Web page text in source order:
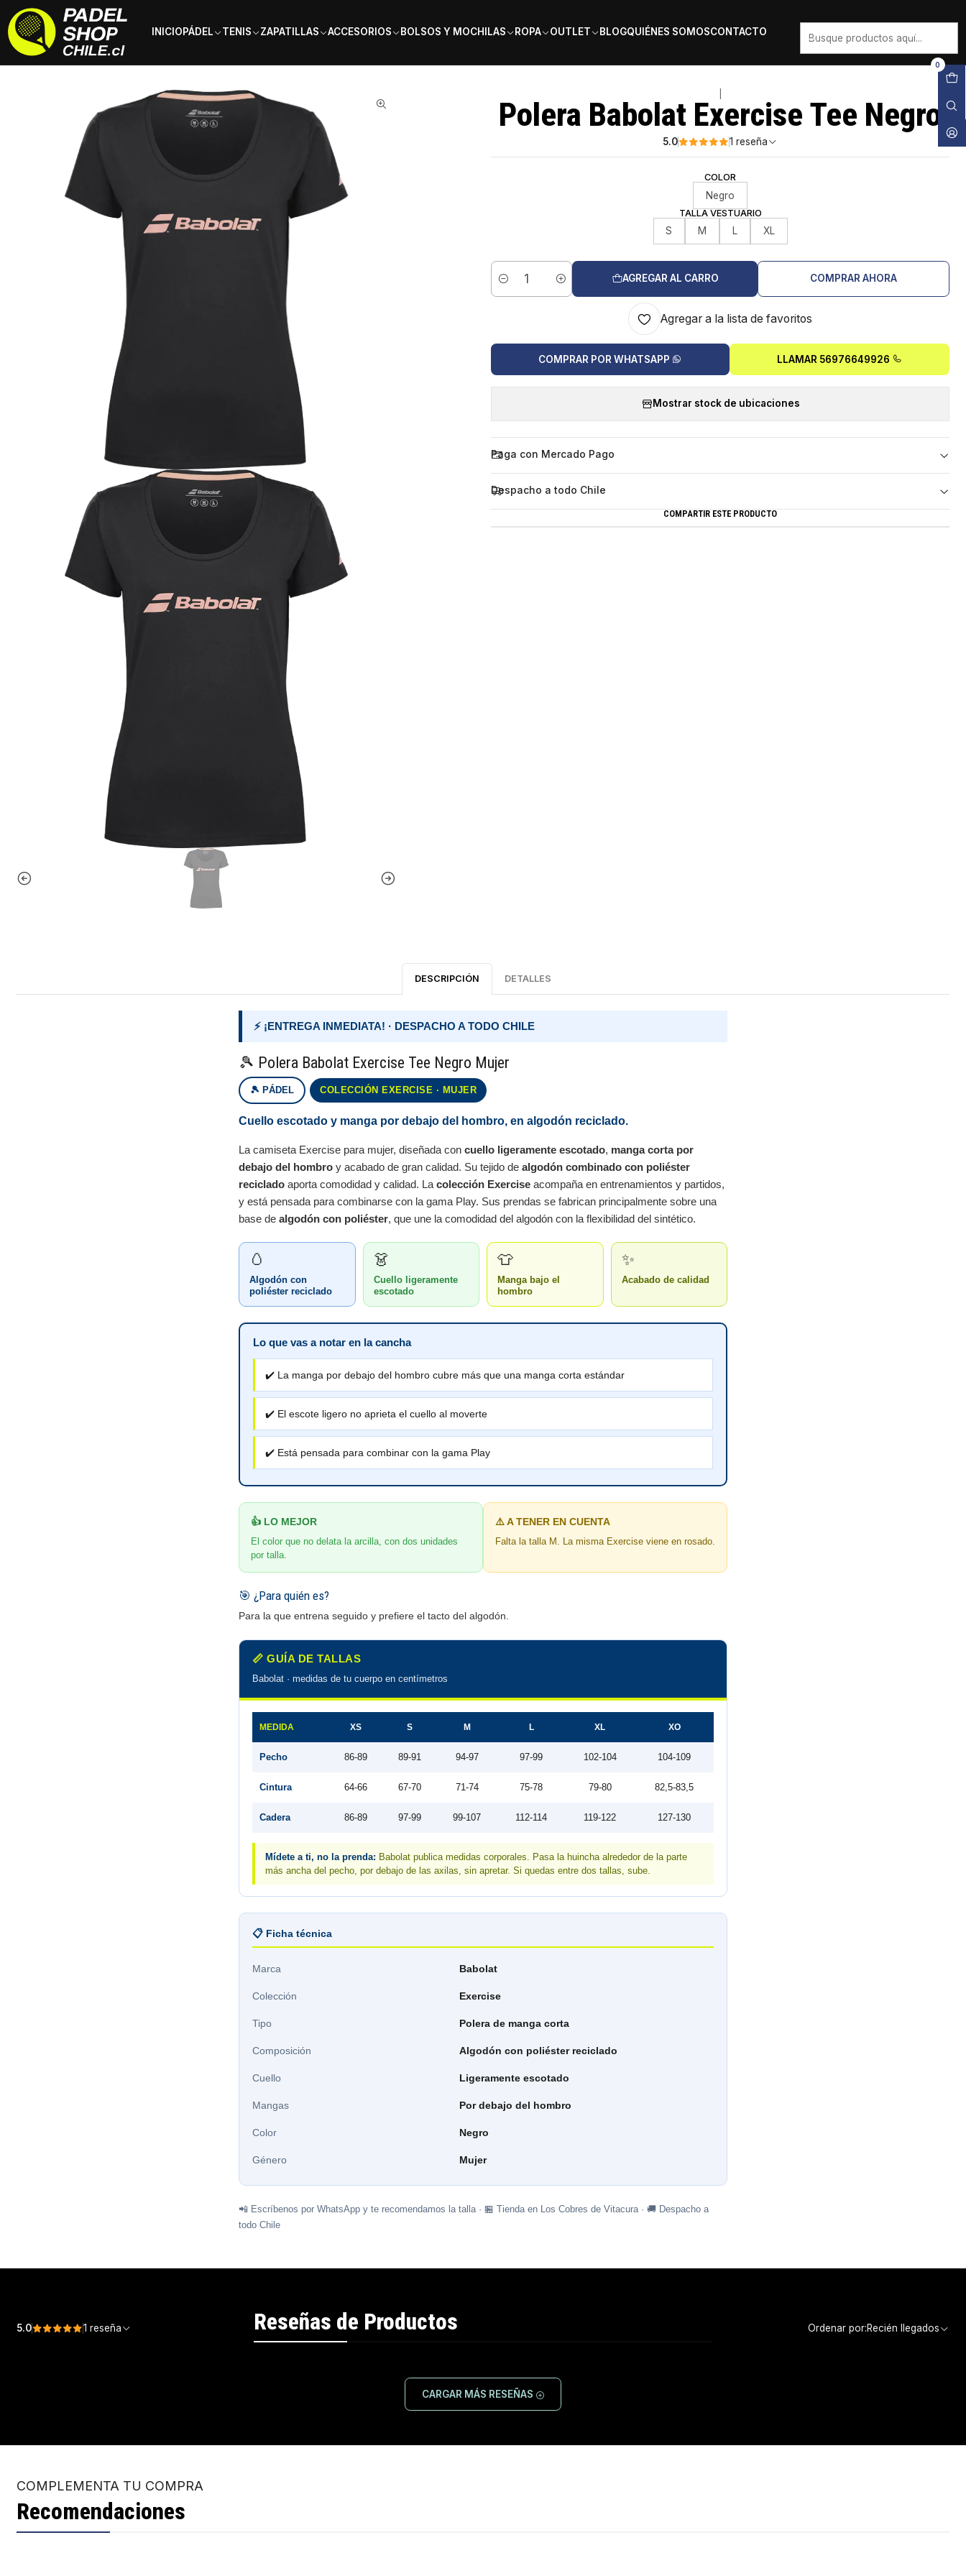
INICIOPÁDEL TENIS ZAPATILLAS ACCESORIOS BOLSOS Y MOCHILAS ROPA OUTLET BLOGQUIÉNES SOMOSCONTACTO
0
Inicio Ropa Mujer Poleras
Polera Babolat Exercise Tee Negro
5.0 1 reseña
COLOR
Negro
TALLA VESTUARIO
S M L XL
Cantidad
AGREGAR AL CARRO COMPRAR AHORA
Agregar a la lista de favoritos
COMPRAR POR WHATSAPP LLAMAR 56976649926
Mostrar stock de ubicaciones
Paga con Mercado Pago
Despacho a todo Chile
COMPARTIR ESTE PRODUCTO
DESCRIPCIÓN DETALLES
⚡ ¡ENTREGA INMEDIATA! · DESPACHO A TODO CHILE
🎾 Polera Babolat Exercise Tee Negro Mujer
🎾 PÁDEL COLECCIÓN EXERCISE · MUJER
Cuello escotado y manga por debajo del hombro, en algodón reciclado.
La camiseta Exercise para mujer, diseñada con cuello ligeramente escotado, manga corta por
debajo del hombro y acabado de gran calidad. Su tejido de algodón combinado con poliéster
reciclado aporta comodidad y calidad. La colección Exercise acompaña en entrenamientos y partidos,
y está pensada para combinarse con la gama Play. Sus prendas se fabrican principalmente sobre una
base de algodón con poliéster, que une la comodidad del algodón con la flexibilidad del sintético.
🥚
Algodón con
poliéster reciclado
👗
Cuello ligeramente
escotado
👕
Manga bajo el
hombro
✨
Acabado de calidad
Lo que vas a notar en la cancha
✔️ La manga por debajo del hombro cubre más que una manga corta estándar
✔️ El escote ligero no aprieta el cuello al moverte
✔️ Está pensada para combinar con la gama Play
👍 LO MEJOR
El color que no delata la arcilla, con dos unidades
por talla.
⚠️ A TENER EN CUENTA
Falta la talla M. La misma Exercise viene en rosado.
🎯 ¿Para quién es?
Para la que entrena seguido y prefiere el tacto del algodón.
📏 GUÍA DE TALLAS
Babolat · medidas de tu cuerpo en centímetros
MEDIDA XS S M L XL XO
Pecho 86-89 89-91 94-97 97-99 102-104 104-109
Cintura 64-66 67-70 71-74 75-78 79-80 82,5-83,5
Cadera 86-89 97-99 99-107 112-114 119-122 127-130
Mídete a ti, no la prenda: Babolat publica medidas corporales. Pasa la huincha alrededor de la parte
más ancha del pecho, por debajo de las axilas, sin apretar. Si quedas entre dos tallas, sube.
📋 Ficha técnica
Marca Babolat
Colección Exercise
Tipo Polera de manga corta
Composición Algodón con poliéster reciclado
Cuello Ligeramente escotado
Mangas Por debajo del hombro
Color Negro
Género Mujer
📲 Escríbenos por WhatsApp y te recomendamos la talla · 🏪 Tienda en Los Cobres de Vitacura · 🚚 Despacho a
todo Chile
Reseñas de Productos
5.0 1 reseña Ordenar por:Recién llegados
CARGAR MÁS RESEÑAS
COMPLEMENTA TU COMPRA
Recomendaciones